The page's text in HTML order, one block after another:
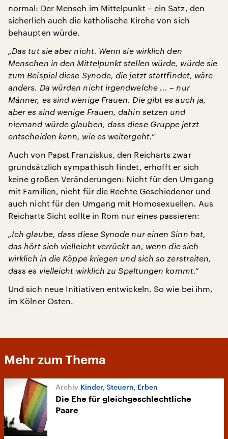
normal: Der Mensch im Mittelpunkt – ein Satz, den
sicherlich auch die katholische Kirche von sich
behaupten würde.
„Das tut sie aber nicht. Wenn sie wirklich den
Menschen in den Mittelpunkt stellen würde, würde sie
zum Beispiel diese Synode, die jetzt stattfindet, wäre
anders. Da würden nicht irgendwelche ... – nur
Männer, es sind wenige Frauen. Die gibt es auch ja,
aber es sind wenige Frauen, dahin setzen und
niemand würde glauben, dass diese Gruppe jetzt
entscheiden kann, wie es weitergeht.“
Auch von Papst Franziskus, den Reicharts zwar
grundsätzlich sympathisch findet, erhofft er sich
keine großen Veränderungen: Nicht für den Umgang
mit Familien, nicht für die Rechte Geschiedener und
auch nicht für den Umgang mit Homosexuellen. Aus
Reicharts Sicht sollte in Rom nur eines passieren:
„Ich glaube, dass diese Synode nur einen Sinn hat,
das hört sich vielleicht verrückt an, wenn die sich
wirklich in die Köppe kriegen und sich so zerstreiten,
dass es vielleicht wirklich zu Spaltungen kommt.“
Und sich neue Initiativen entwickeln. So wie bei ihm,
im Kölner Osten.
Mehr zum Thema
Kinder, Steuern, Erben
Die Ehe für gleichgeschlechtliche
Paare